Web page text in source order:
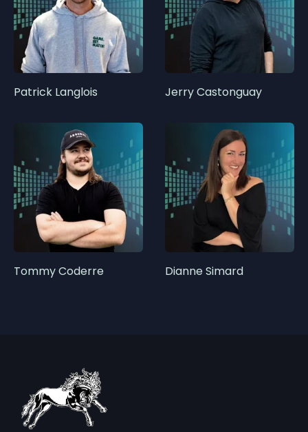
Patrick Langlois Jerry Castonguay
Tommy Coderre Dianne Simard